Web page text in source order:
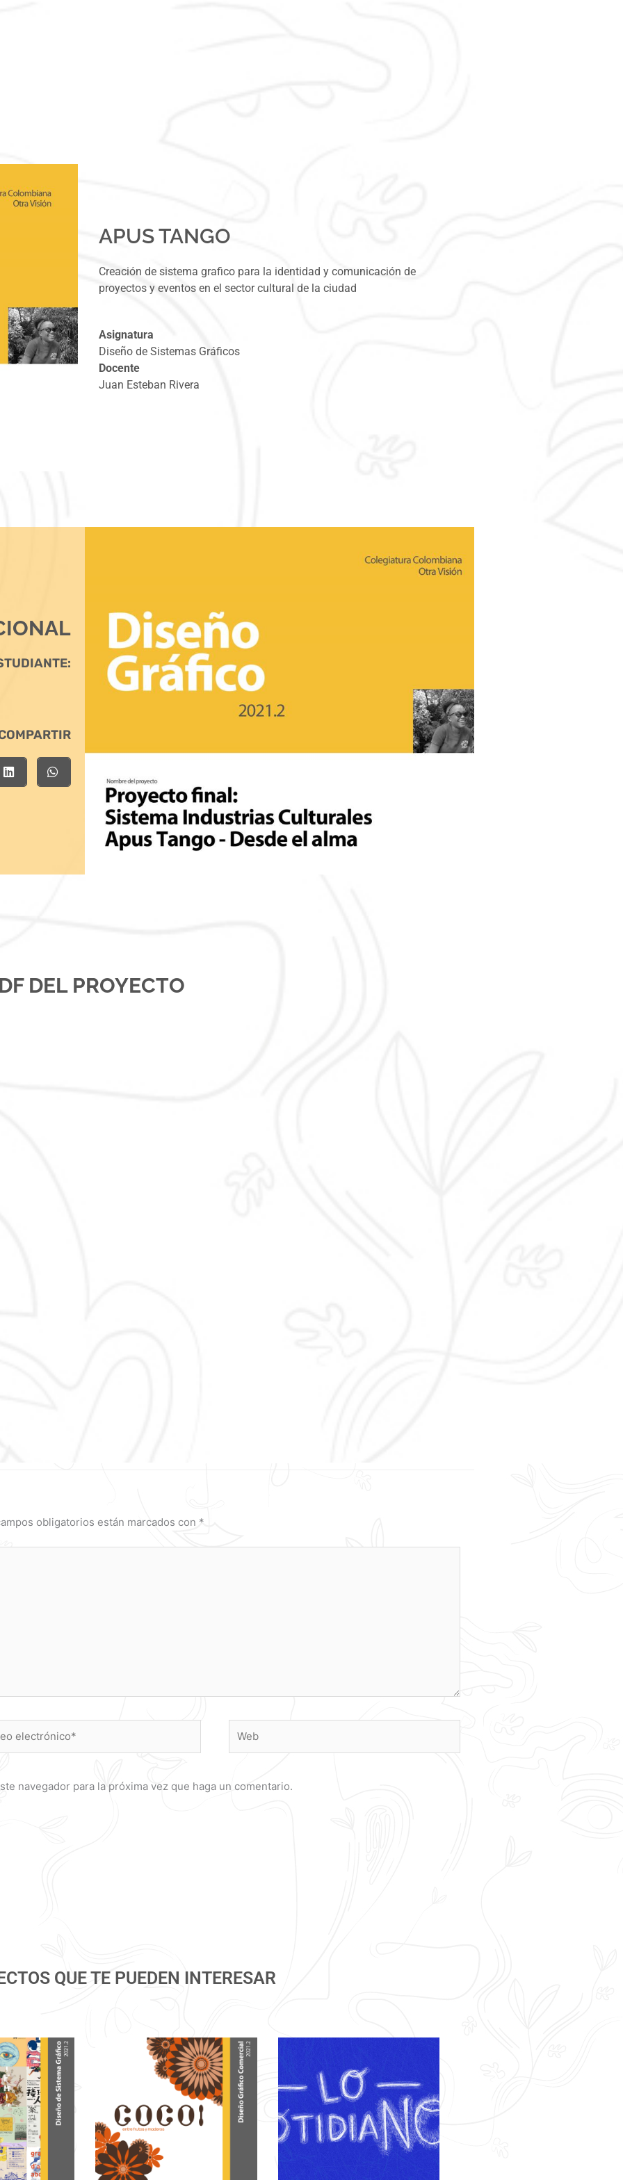
APUS TANGO
Creación de sistema grafico para la identidad y comunicación de
proyectos y eventos en el sector cultural de la ciudad
Asignatura
Diseño de Sistemas Gráficos
Docente
Juan Esteban Rivera
DEL PROYECTO
obligatorios están marcados con *
navegador para la próxima vez que haga un comentario.
QUE TE PUEDEN INTERESAR